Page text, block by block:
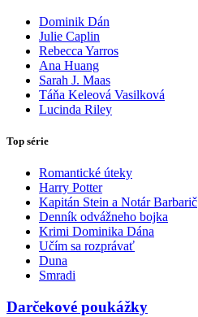
Dominik Dán
Julie Caplin
Rebecca Yarros
Ana Huang
Sarah J. Maas
Táňa Keleová Vasilková
Lucinda Riley
Top série
Romantické úteky
Harry Potter
Kapitán Stein a Notár Barbarič
Denník odvážneho bojka
Krimi Dominika Dána
Učím sa rozprávať
Duna
Smradi
Darčekové poukážky